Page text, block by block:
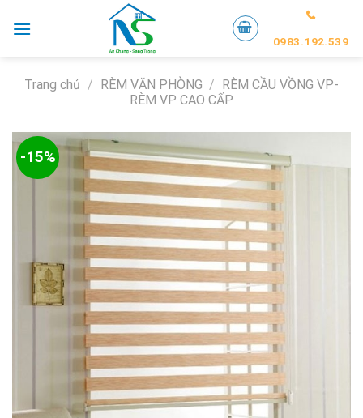
0983.192.539
Trang chủ / RÈM VĂN PHÒNG / RÈM CẦU VỒNG VP-
RÈM VP CAO CẤP
-15%